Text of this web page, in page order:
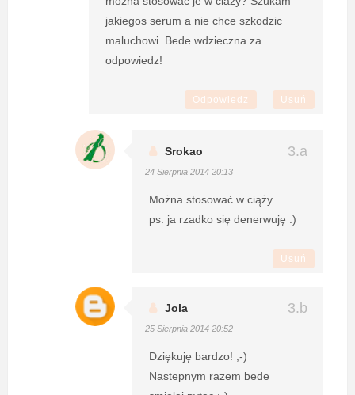
jakiegos serum a nie chce szkodzic
maluchowi. Bede wdzieczna za
odpowiedz!
Odpowiedz Usuń
Srokao
24 Sierpnia 2014 20:13
Można stosować w ciąży.
ps. ja rzadko się denerwuję :)
Usuń
Jola
25 Sierpnia 2014 20:52
Dziękuję bardzo! ;-)
Nastepnym razem bede